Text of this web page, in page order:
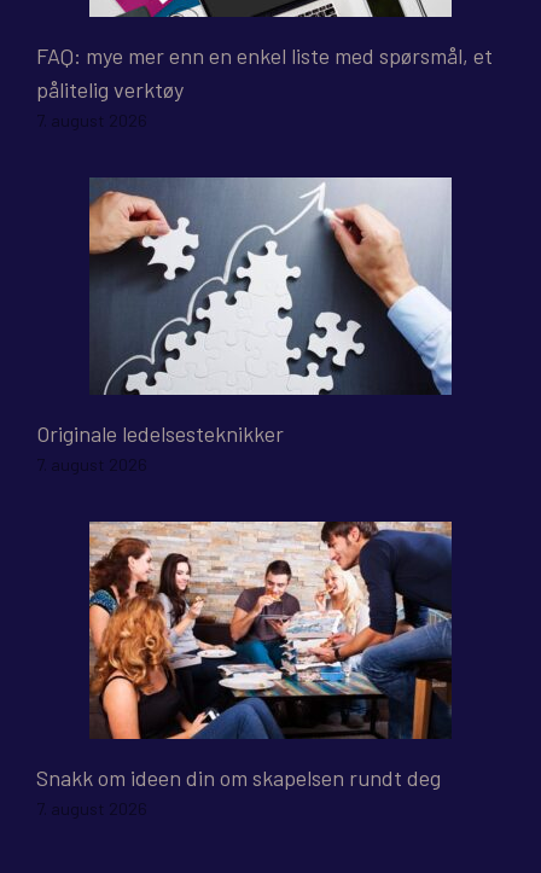
FAQ: mye mer enn en enkel liste med spørsmål, et
pålitelig verktøy
7. august 2026
Originale ledelsesteknikker
7. august 2026
Snakk om ideen din om skapelsen rundt deg
7. august 2026